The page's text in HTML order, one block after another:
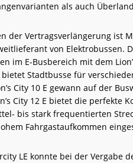
als auch
der Vertragsverlängerung ist
von Elektrobussen.
im E-Busbereich mit dem
Stadtbusse für
City 10 E gewann auf der
City 12 E bietet die perfekte
bis stark frequentierten
Fahrgastaufkommen
LE konnte bei der Vergabe